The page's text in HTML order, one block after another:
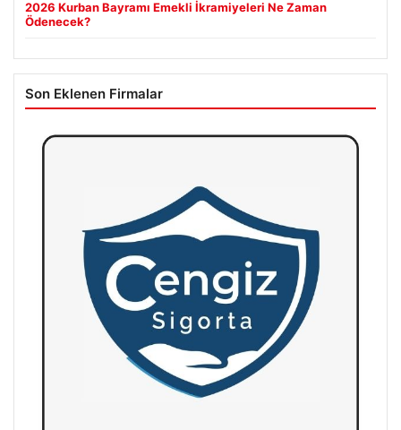
2026 Kurban Bayramı Emekli İkramiyeleri Ne Zaman
Ödenecek?
Son Eklenen Firmalar